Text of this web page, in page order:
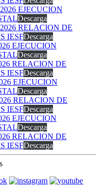
EJECUCION
Descarga
RELACION DE
IESFDescarga
EJECUCION
Descarga
RELACION DE
IESFDescarga
EJECUCION
Descarga
RELACION DE
IESFDescarga
EJECUCION
Descarga
RELACION DE
IESFDescarga